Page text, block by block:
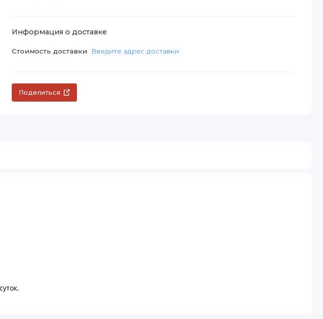
Информация о доставке
Стоимость доставки Введите адрес доставки
Поделиться